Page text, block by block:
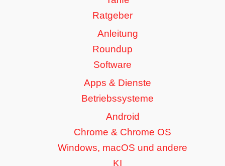
Ratgeber
Anleitung
Roundup
Software
Apps & Dienste
Betriebssysteme
Android
Chrome & Chrome OS
Windows, macOS und andere
KI